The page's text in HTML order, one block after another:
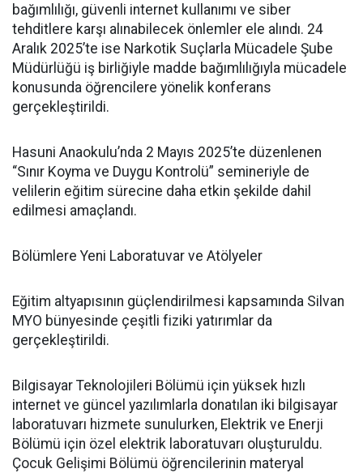
bağımlılığı, güvenli internet kullanımı ve siber
tehditlere karşı alınabilecek önlemler ele alındı. 24
Aralık 2025’te ise Narkotik Suçlarla Mücadele Şube
Müdürlüğü iş birliğiyle madde bağımlılığıyla mücadele
konusunda öğrencilere yönelik konferans
gerçekleştirildi.
Hasuni Anaokulu’nda 2 Mayıs 2025’te düzenlenen
“Sınır Koyma ve Duygu Kontrolü” semineriyle de
velilerin eğitim sürecine daha etkin şekilde dahil
edilmesi amaçlandı.
Bölümlere Yeni Laboratuvar ve Atölyeler
Eğitim altyapısının güçlendirilmesi kapsamında Silvan
MYO bünyesinde çeşitli fiziki yatırımlar da
gerçekleştirildi.
Bilgisayar Teknolojileri Bölümü için yüksek hızlı
internet ve güncel yazılımlarla donatılan iki bilgisayar
laboratuvarı hizmete sunulurken, Elektrik ve Enerji
Bölümü için özel elektrik laboratuvarı oluşturuldu.
Çocuk Gelişimi Bölümü öğrencilerinin materyal